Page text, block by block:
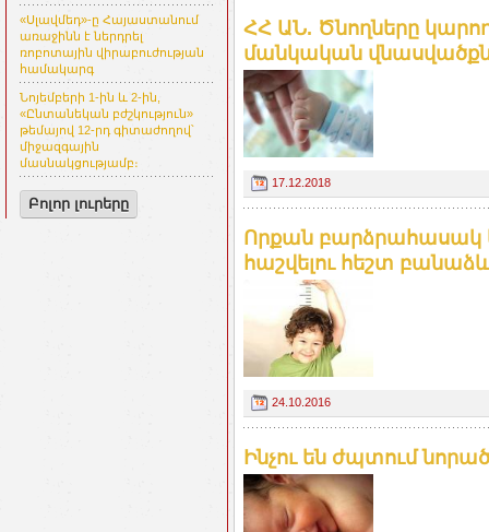
«Սլավմեդ»-ը Հայաստանում
առաջինն է ներդրել
ռոբոտային վիրաբուժության
համակարգ
Նոյեմբերի 1-ին և 2-ին,
«Ընտանեկան բժշկություն»
թեմայով 12-րդ գիտաժողով՝
միջազգային
մասնակցությամբ։
Բոլոր լուրերը
ՀՀ ԱՆ. Ծնողները
մանկական
17.12.2018
Որքան բարձրահասակ
հաշվելու հեշտ
24.10.2016
Ինչու են ժպտում